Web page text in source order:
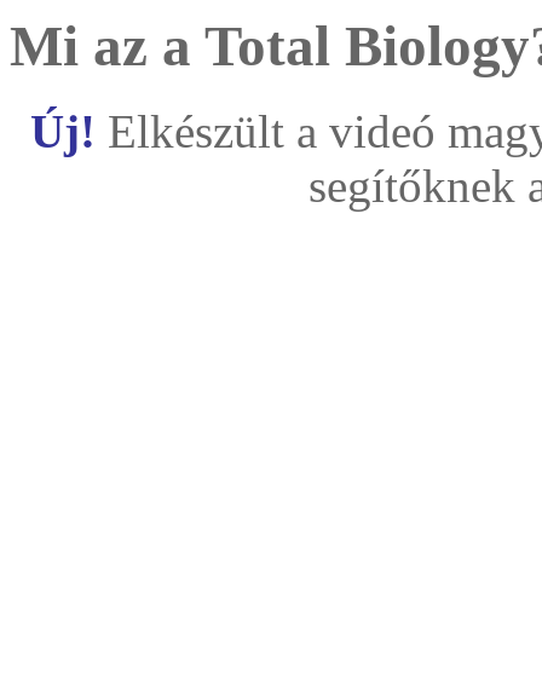
Mi az a Total
Új! Elkészült a videó
segítőknek